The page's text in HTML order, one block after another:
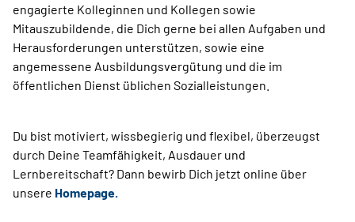
engagierte Kolleginnen und Kollegen sowie
Mitauszubildende, die Dich gerne bei allen Aufgaben und
Herausforderungen unterstützen, sowie eine
angemessene Ausbildungsvergütung und die im
öffentlichen Dienst üblichen Sozialleistungen.
Du bist motiviert, wissbegierig und flexibel, überzeugst
durch Deine Teamfähigkeit, Ausdauer und
Lernbereitschaft? Dann bewirb Dich jetzt online über
unsere Homepage.